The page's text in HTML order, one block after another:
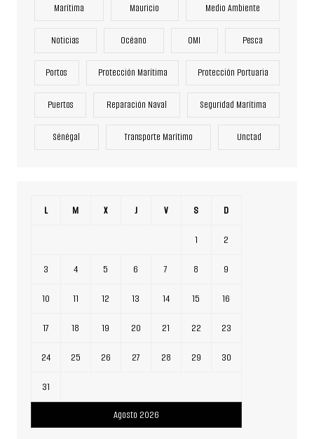
Marítima Mauricio Medio Ambiente
Noticias Océano OMI Pesca
Portos Protección Marítima Protección Portuaria
Puertos Reparación Naval Seguridad Marítima
Sénégal Transporte Marítimo Unctad
Agosto 2026
L M X J V S D
1 2
3 4 5 6 7 8 9
10 11 12 13 14 15 16
17 18 19 20 21 22 23
24 25 26 27 28 29 30
31